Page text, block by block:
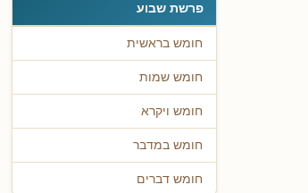
פרשת שבוע
חומש בראשית
חומש שמות
חומש ויקרא
חומש במדבר
חומש דברים